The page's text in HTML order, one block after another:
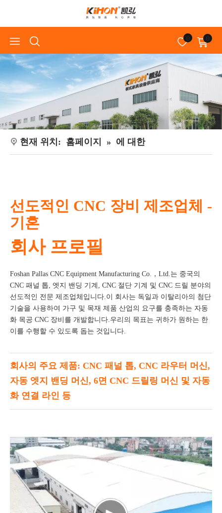
0
현재 위치: 홈페이지 » 에 대한
선도적인 CNC 장비 제조업체 -
기혼
회사 프로필
Foshan Pallas CNC Equipment Manufacturing Co.，Ltd.는 중국의
CNC 패널 톱, 엣지 밴딩 기계, CNC 절단 기계 및 CNC 드릴 분야의
선도적인 전문 제조업체입니다.이 회사는 독일과 이탈리아의 첨단
기술을 사용하여 가구 및 목재 제품 산업의 요구를 충족하는 자동
화 목공 CNC 장비를 개발합니다.우리의 목표는 귀하가 원하는 한
이를 수행할 수 있도록 돕는 것입니다.
회사의 주요 제품: CNC 패널 톱, CNC 라우터 머신,
자동 엣지 밴딩 머신, 6면 CNC 드릴링 머신 및 자동
화 연결 라인 등